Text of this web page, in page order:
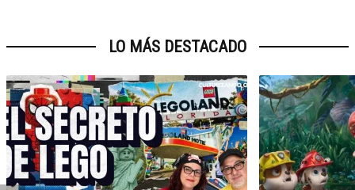
LO MÁS DESTACADO